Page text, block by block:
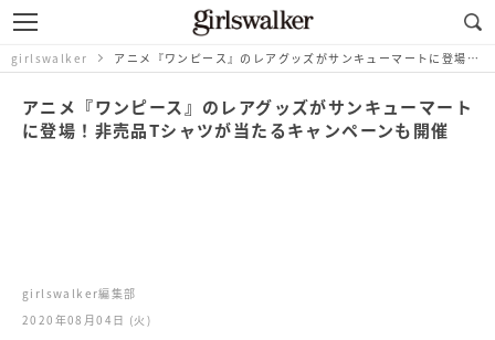
girlswalker アニメ『ワンピース』のレアグッズがサンキューマートに登場！非売品Tシャツが当たるキャンペーンも開催
アニメ『ワンピース』のレアグッズがサンキューマート
に登場！非売品Tシャツが当たるキャンペーンも開催
girlswalker編集部
2020年08月04日 (火)